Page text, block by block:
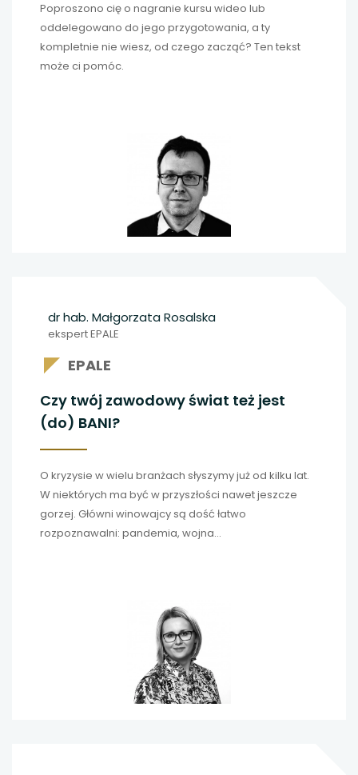
Poproszono cię o nagranie kursu wideo lub
oddelegowano do jego przygotowania, a ty
kompletnie nie wiesz, od czego zacząć? Ten tekst
może ci pomóc.
dr hab. Małgorzata Rosalska
ekspert EPALE
EPALE
Czy twój zawodowy świat też jest
(do) BANI?
O kryzysie w wielu branżach słyszymy już od kilku lat.
W niektórych ma być w przyszłości nawet jeszcze
gorzej. Główni winowajcy są dość łatwo
rozpoznawalni: pandemia, wojna
pracy pojawiają się dość nieprzyjemne przymiotniki:
niestabilna, nieprzewidywalna, ryzykowna. Trzeba się
jakoś ustosunkować do tego stanu rzeczy.